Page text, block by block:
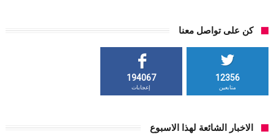
كن على تواصل معنا
12356
متابعين
194067
إعجابات
الاخبار الشائعة لهذا الاسبوع